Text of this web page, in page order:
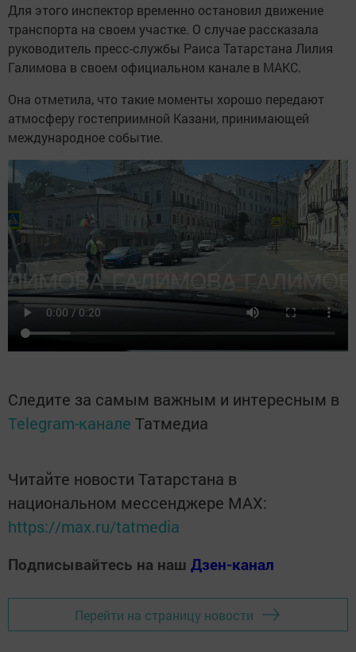
Для этого инспектор временно остановил движение
транспорта на своем участке. О случае рассказала
руководитель пресс-службы Раиса Татарстана Лилия
Галимова в своем официальном канале в МАКС.
Она отметила, что такие моменты хорошо передают
атмосферу гостеприимной Казани, принимающей
международное событие.
Следите за самым важным и интересным в
Telegram-канале Татмедиа
Читайте новости Татарстана в
национальном мессенджере MАХ:
https://max.ru/tatmedia
Подписывайтесь на наш Дзен-канал
Перейти на страницу новости